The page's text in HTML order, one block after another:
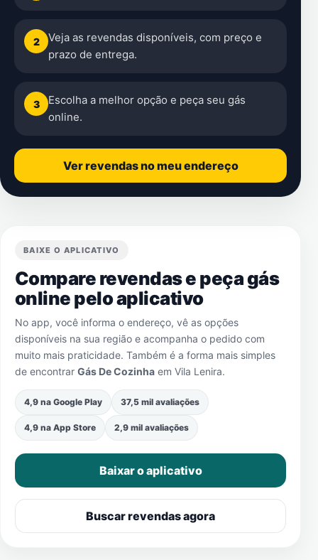
2
Veja as revendas disponíveis, com preço e
prazo de entrega.
3
Escolha a melhor opção e peça seu gás
online.
Ver revendas no meu endereço
BAIXE O APLICATIVO
Compare revendas e peça gás
online pelo aplicativo
No app, você informa o endereço, vê as opções
disponíveis na sua região e acompanha o pedido com
muito mais praticidade. Também é a forma mais simples
de encontrar Gás De Cozinha em Vila Lenira.
4,9 na Google Play 37,5 mil avaliações
4,9 na App Store 2,9 mil avaliações
Baixar o aplicativo
Buscar revendas agora